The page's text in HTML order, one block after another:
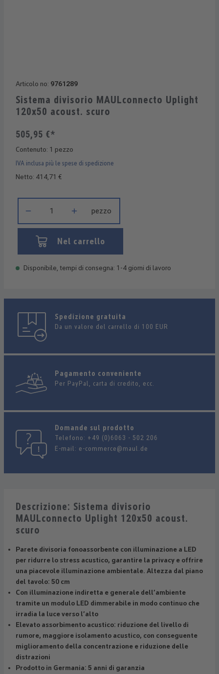
Articolo no: 9761289
Sistema divisorio MAULconnecto Uplight
120x50 acoust. scuro
505,95 €*
Contenuto: 1 pezzo
IVA inclusa più le spese di spedizione
Netto: 414,71 €
pezzo
Nel carrello
Disponibile, tempi di consegna: 1-4 giorni di lavoro
Spedizione gratuita
Da un valore del carrello di 100 EUR
Pagamento conveniente
Per PayPal, carta di credito, ecc.
Domande sul prodotto
Telefono: +49 (0)6063 - 502 206
E-mail: e-commerce@maul.de
Descrizione: Sistema divisorio
MAULconnecto Uplight 120x50 acoust.
scuro
Parete divisoria fonoassorbente con illuminazione a LED
per ridurre lo stress acustico, garantire la privacy e offrire
una piacevole illuminazione ambientale. Altezza dal piano
del tavolo: 50 cm
Con illuminazione indiretta e generale dell’ambiente
tramite un modulo LED dimmerabile in modo continuo che
irradia la luce verso l’alto
Elevato assorbimento acustico: riduzione del livello di
rumore, maggiore isolamento acustico, con conseguente
miglioramento della concentrazione e riduzione delle
distrazioni
Prodotto in Germania: 5 anni di garanzia